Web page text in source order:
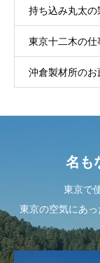
持ち込み丸太の
東京十二木の仕
沖倉製材所の
名も
東京で
東京の空気にあ